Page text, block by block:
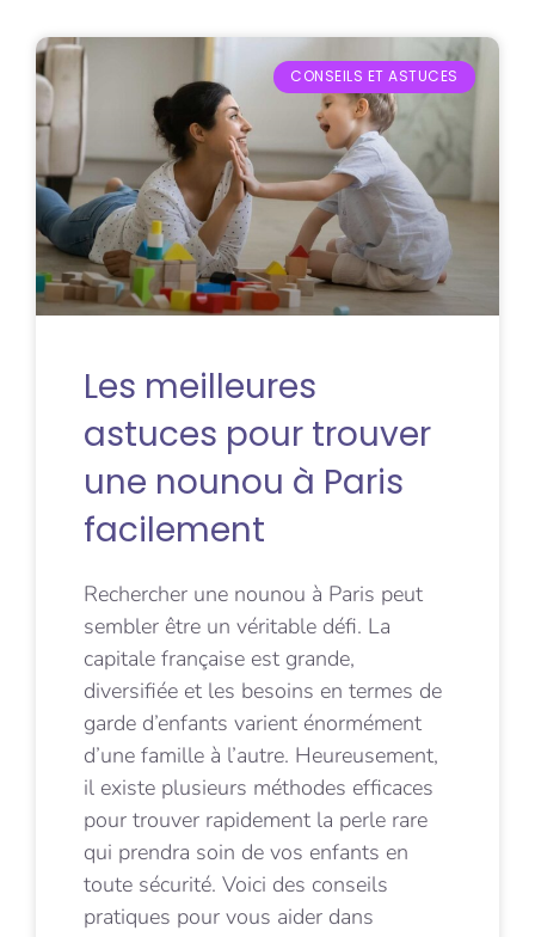
CONSEILS ET ASTUCES
Les meilleures
astuces pour trouver
une nounou à Paris
facilement
Rechercher une nounou à Paris peut
sembler être un véritable défi. La
capitale française est grande,
diversifiée et les besoins en termes de
garde d’enfants varient énormément
d’une famille à l’autre. Heureusement,
il existe plusieurs méthodes efficaces
pour trouver rapidement la perle rare
qui prendra soin de vos enfants en
toute sécurité. Voici des conseils
pratiques pour vous aider dans